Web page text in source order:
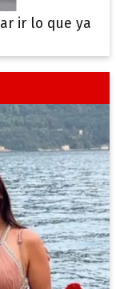
ir lo que ya